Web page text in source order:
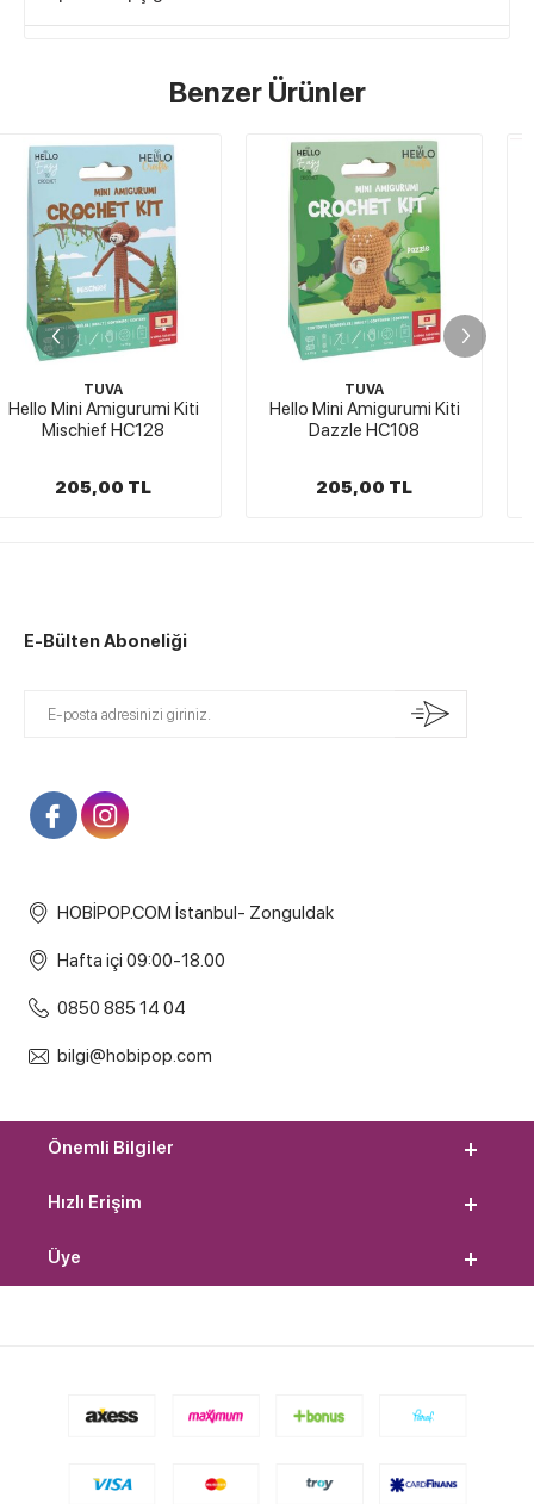
Benzer Ürünler
Hello Mini Amigurumi Kiti
Dazzle HC108
205,00 TL
Hello Mini Amigurumi Kiti
Snapper HC104
205,00 TL
E-Bülten Aboneliği
HOBİPOP.COM İstanbul- Zonguldak
Hafta içi 09:00-18.00
0850 885 14 04
bilgi@hobipop.com
Önemli Bilgiler
Hızlı Erişim
Üye